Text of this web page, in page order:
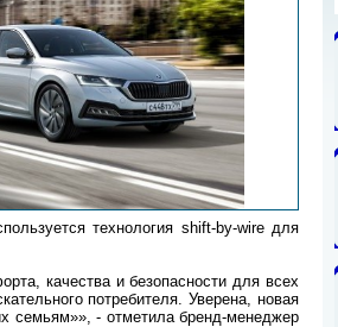
технология shift-by-wire для
качества и безопасности для всех
потребителя. Уверена, новая
семьям»», - отметила бренд-менеджер